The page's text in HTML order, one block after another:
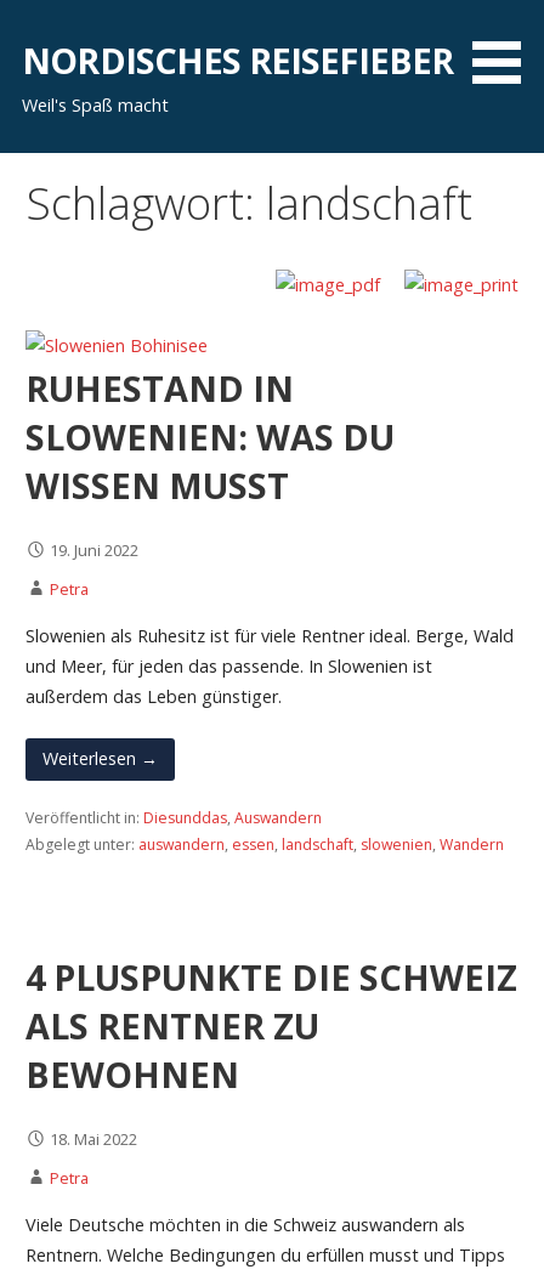
Inhalt
springen
NORDISCHES REISEFIEBER
Weil's Spaß macht
Schlagwort: landschaft
RUHESTAND IN
SLOWENIEN: WAS DU
WISSEN MUSST
19. Juni 2022
Petra
Slowenien als Ruhesitz ist für viele Rentner ideal. Berge, Wald
und Meer, für jeden das passende. In Slowenien ist
außerdem das Leben günstiger.
Weiterlesen →
Veröffentlicht in: Diesunddas, Auswandern
Abgelegt unter: auswandern, essen, landschaft, slowenien, Wandern
4 PLUSPUNKTE DIE SCHWEIZ
ALS RENTNER ZU
BEWOHNEN
18. Mai 2022
Petra
Viele Deutsche möchten in die Schweiz auswandern als
Rentnern. Welche Bedingungen du erfüllen musst und Tipps